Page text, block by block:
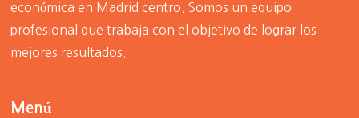
económica en Madrid centro . Somos un equipo
profesional que trabaja con el objetivo de lograr los
mejores resultados.
Menú